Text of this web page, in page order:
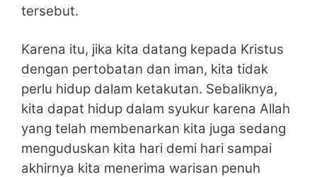
tersebut.
Karena itu, jika kita datang kepada Kristus
dengan pertobatan dan iman, kita tidak
perlu hidup dalam ketakutan. Sebaliknya,
kita dapat hidup dalam syukur karena Allah
yang telah membenarkan kita juga sedang
menguduskan kita hari demi hari sampai
akhirnya kita menerima warisan penuh